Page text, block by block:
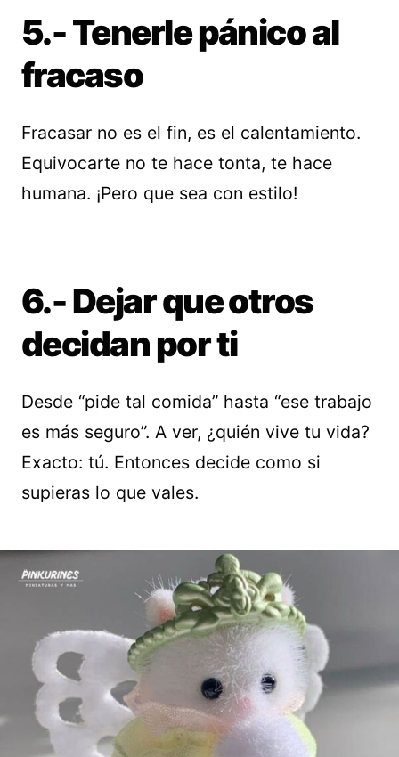
5.- Tenerle pánico al
fracaso
Fracasar no es el fin, es el calentamiento.
Equivocarte no te hace tonta, te hace
humana. ¡Pero que sea con estilo!
6.- Dejar que otros
decidan por ti
Desde “pide tal comida” hasta “ese trabajo
es más seguro”. A ver, ¿quién vive tu vida?
Exacto: tú. Entonces decide como si
supieras lo que vales.